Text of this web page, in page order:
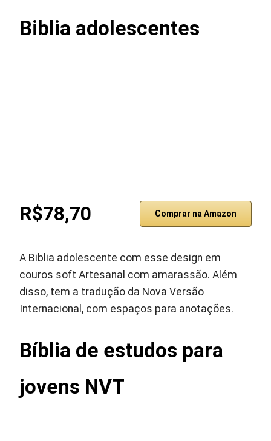
Biblia adolescentes
R$78,70 Comprar na Amazon
A Biblia adolescente com esse design em
couros soft Artesanal com amarassão. Além
disso, tem a tradução da Nova Versão
Internacional, com espaços para anotações.
Bíblia de estudos para
jovens NVT